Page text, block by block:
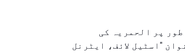
پر الحمریہ کی
"اسٹیل لائف، ایٹرنل